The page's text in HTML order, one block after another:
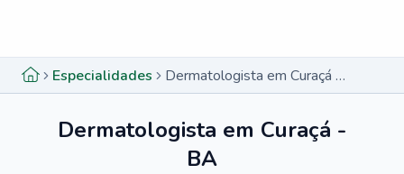
Especialidades Dermatologista em Curaçá - BA
Dermatologista em Curaçá -
BA